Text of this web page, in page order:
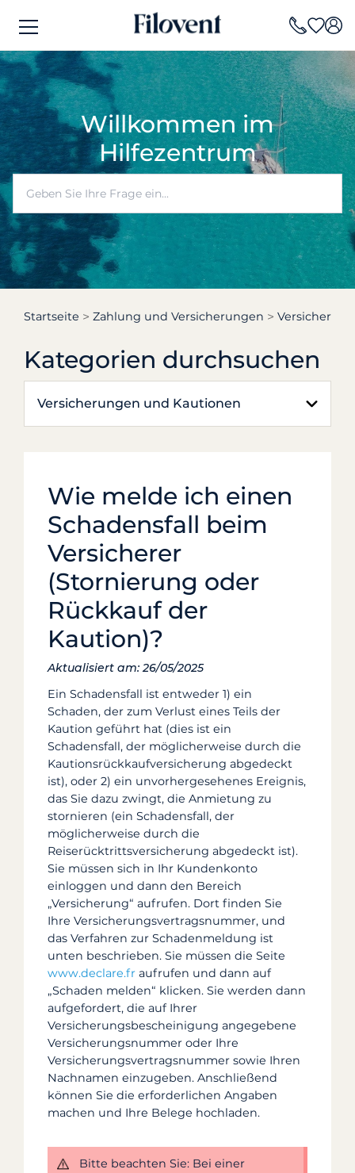
Willkommen im
Hilfezentrum
Startseite Zahlung und Versicherungen
Kategorien durchsuchen
Versicherungen und Kautionen
Wie melde ich einen
Schadensfall beim
Versicherer
(Stornierung oder
Rückkauf der
Kaution)?
Aktualisiert am: 26/05/2025
Ein Schadensfall ist entweder 1) ein
Schaden, der zum Verlust eines Teils der
Kaution geführt hat (dies ist ein
Schadensfall, der möglicherweise durch die
Kautionsrückkaufversicherung abgedeckt
ist), oder 2) ein unvorhergesehenes Ereignis,
das Sie dazu zwingt, die Anmietung zu
stornieren (ein Schadensfall, der
möglicherweise durch die
Reiserücktrittsversicherung abgedeckt ist).
Sie müssen sich in Ihr Kundenkonto
einloggen und dann den Bereich
„Versicherung“ aufrufen. Dort finden Sie
Ihre Versicherungsvertragsnummer, und
das Verfahren zur Schadenmeldung ist
unten beschrieben. Sie müssen die Seite
www.declare.fr aufrufen und dann auf
„Schaden melden“ klicken. Sie werden dann
aufgefordert, die auf Ihrer
Versicherungsbescheinigung angegebene
Versicherungsnummer oder Ihre
Versicherungsvertragsnummer sowie Ihren
Nachnamen einzugeben. Anschließend
können Sie die erforderlichen Angaben
machen und Ihre Belege hochladen.
Bitte beachten Sie: Bei einer